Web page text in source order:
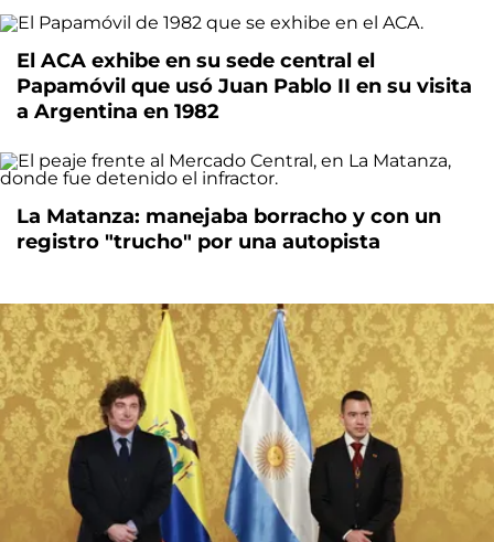
El ACA exhibe en su sede central el
Papamóvil que usó Juan Pablo II en su visita
a Argentina en 1982
La Matanza: manejaba borracho y con un
registro "trucho" por una autopista